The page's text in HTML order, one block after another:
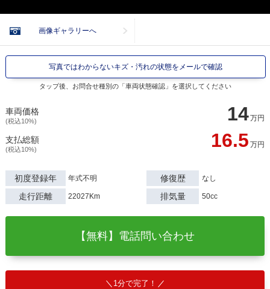
画像ギャラリーへ
写真ではわからないキズ・汚れの状態をメールで確認
タップ後、お問合せ種別の「車両状態確認」を選択してください
車両価格
(税込10%) 14万円
支払総額
(税込10%) 16.5 万円
初度登録年 年式不明 修復歴 なし
走行距離 22027Km 排気量 50cc
【無料】電話問い合わせ
1分で完了！